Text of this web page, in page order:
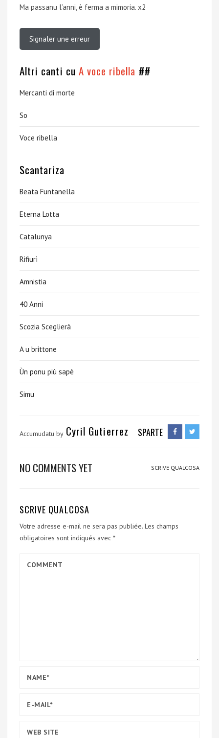
Ma passanu l’anni, è ferma a mimoria. x2
Signaler une erreur
Altri canti cu A voce ribella ##
Mercanti di morte
So
Voce ribella
Scantariza
Beata Funtanella
Eterna Lotta
Catalunya
Rifiurì
Amnistia
40 Anni
Scozia Sceglierà
A u brittone
Ùn ponu più sapè
Simu
Accumudatu by Cyril Gutierrez SPARTE
NO COMMENTS YET SCRIVE QUALCOSA
SCRIVE QUALCOSA
Votre adresse e-mail ne sera pas publiée. Les champs
obligatoires sont indiqués avec *